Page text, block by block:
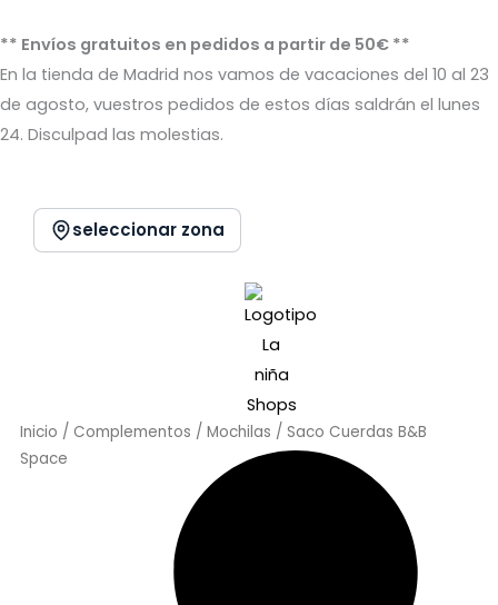
al
contenido
** Envíos gratuitos en pedidos a partir de 50€ **
En la tienda de Madrid nos vamos de vacaciones del 10 al 23
de agosto, vuestros pedidos de estos días saldrán el lunes
24. Disculpad las molestias.
seleccionar zona
Inicio / Complementos / Mochilas / Saco Cuerdas B&B
Space